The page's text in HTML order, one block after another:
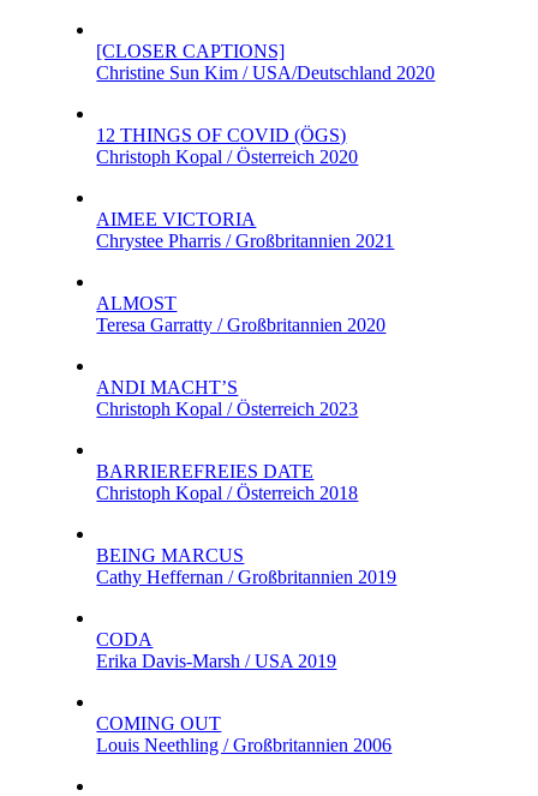
[CLOSER CAPTIONS]
Christine Sun Kim / USA/Deutschland 2020
12 THINGS OF COVID (ÖGS)
Christoph Kopal / Österreich 2020
AIMEE VICTORIA
Chrystee Pharris / Großbritannien 2021
ALMOST
Teresa Garratty / Großbritannien 2020
ANDI MACHT’S
Christoph Kopal / Österreich 2023
BARRIEREFREIES DATE
Christoph Kopal / Österreich 2018
BEING MARCUS
Cathy Heffernan / Großbritannien 2019
CODA
Erika Davis-Marsh / USA 2019
COMING OUT
Louis Neethling / Großbritannien 2006